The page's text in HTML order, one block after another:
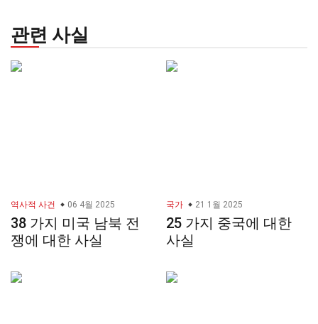
관련 사실
역사적 사건 06 4월 2025
38 가지 미국 남북 전
쟁에 대한 사실
국가 21 1월 2025
25 가지 중국에 대한
사실